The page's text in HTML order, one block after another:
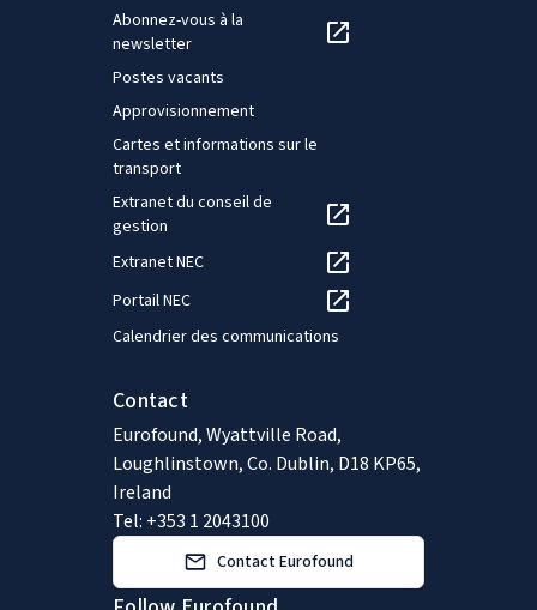
Abonnez-vous à la
newsletter
Postes vacants
Approvisionnement
Cartes et informations sur le
transport
Extranet du conseil de
gestion
Extranet NEC
Portail NEC
Calendrier des communications
Contact
Eurofound, Wyattville Road,
Loughlinstown, Co. Dublin, D18 KP65,
Ireland
Tel: +353 1 2043100
Contact Eurofound